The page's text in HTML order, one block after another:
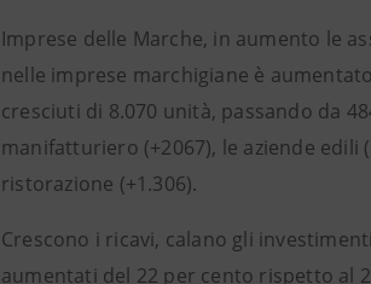
Imprese delle Marche, in aumento le
nelle imprese marchigiane è
cresciuti di 8.070 unità, passando da
manifatturiero (+2067), le aziende edili
ristorazione (+1.306).
Crescono i ricavi, calano gli
aumentati del 22 per cento rispetto al